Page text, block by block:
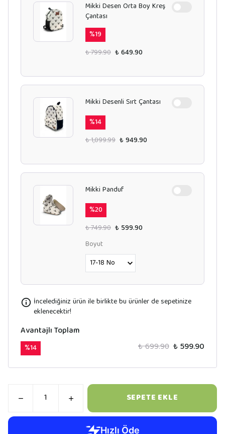
Mikki Desen Orta Boy Kreş
Çantası
%19
₺ 799.90 ₺ 649.90
Mikki Desenli Sırt Çantası
%14
₺ 1,099.99 ₺ 949.90
Mikki Panduf
%20
₺ 749.90 ₺ 599.90
Boyut
İncelediğiniz ürün ile birlikte bu ürünler de sepetinize
eklenecektir!
Avantajlı Toplam
%14 ₺ 699.90 ₺ 599.90
SEPETE EKLE